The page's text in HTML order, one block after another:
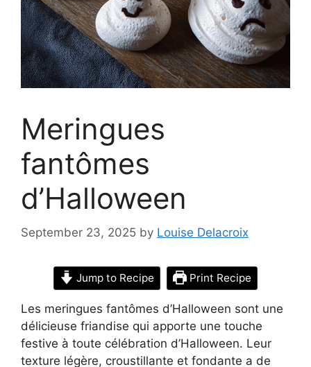
Meringues
fantômes
d’Halloween
September 23, 2025 by Louise Delacroix
Jump to Recipe Print Recipe
Les meringues fantômes d’Halloween sont une
délicieuse friandise qui apporte une touche
festive à toute célébration d’Halloween. Leur
texture légère, croustillante et fondante a de